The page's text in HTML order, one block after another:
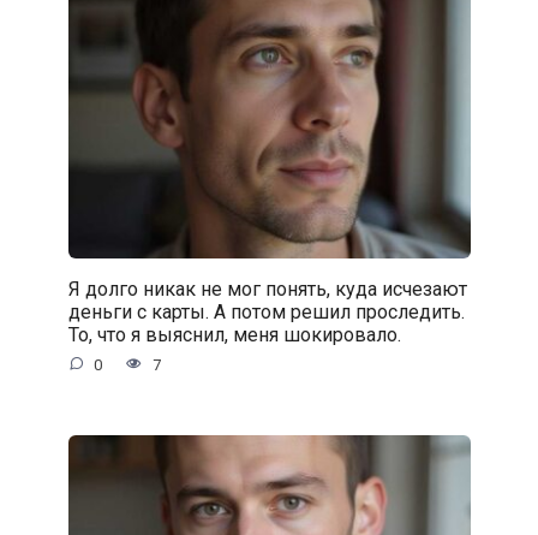
Я долго никак не мог понять, куда исчезают
деньги с карты. А потом решил проследить.
То, что я выяснил, меня шокировало.
0 7